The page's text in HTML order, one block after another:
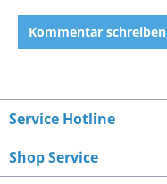
Kommentar schreiben
Service Hotline
Shop Service